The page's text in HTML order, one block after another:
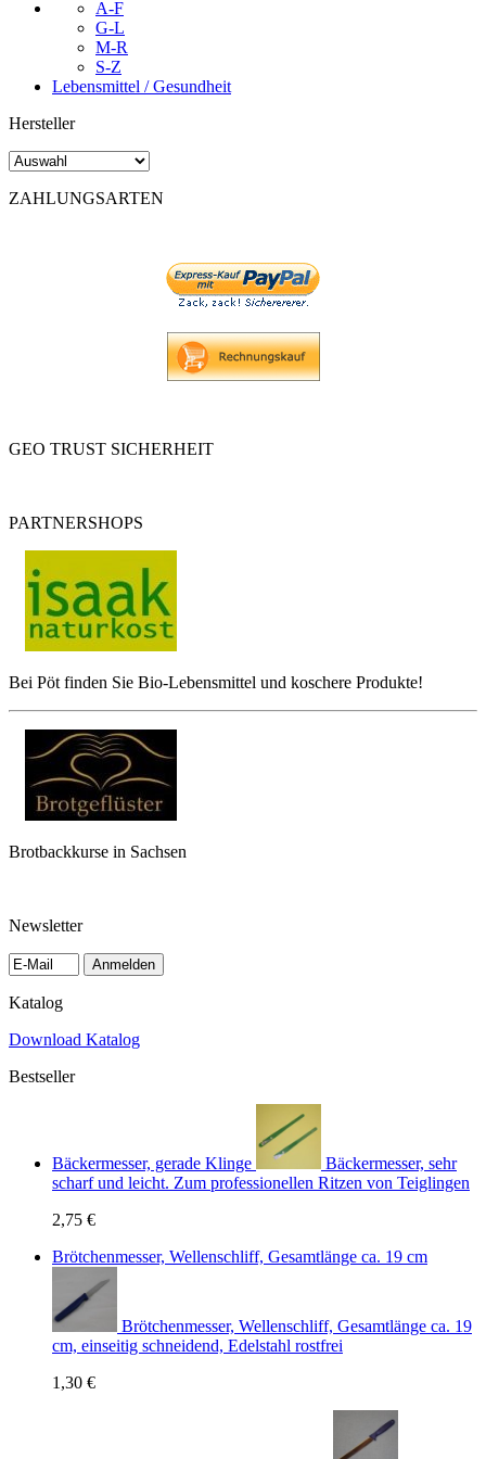
A-F
G-L
M-R
S-Z
Lebensmittel / Gesundheit
Hersteller
ZAHLUNGSARTEN
GEO TRUST SICHERHEIT
PARTNERSHOPS
Bei Pöt finden Sie Bio-Lebensmittel und koschere Produkte!
Brotbackkurse in Sachsen
Newsletter
Anmelden
Katalog
Download Katalog
Bestseller
Bäckermesser, gerade Klinge
Bäckermesser, sehr
scharf und leicht. Zum professionellen Ritzen von Teiglingen
2,75 €
Brötchenmesser, Wellenschliff, Gesamtlänge ca. 19 cm
Brötchenmesser, Wellenschliff, Gesamtlänge ca. 19
cm, einseitig schneidend, Edelstahl rostfrei
1,30 €